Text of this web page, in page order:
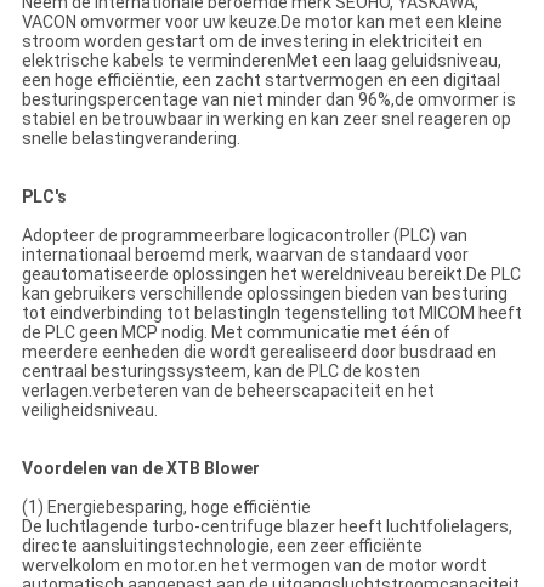
VACON omvormer voor uw keuze.De motor kan met een kleine
stroom worden gestart om de investering in elektriciteit en
elektrische kabels te verminderenMet een laag geluidsniveau,
een hoge efficiëntie, een zacht startvermogen en een digitaal
besturingspercentage van niet minder dan 96%,de omvormer is
stabiel en betrouwbaar in werking en kan zeer snel reageren op
snelle belastingverandering.
PLC's
Adopteer de programmeerbare logicacontroller (PLC) van
internationaal beroemd merk, waarvan de standaard voor
geautomatiseerde oplossingen het wereldniveau bereikt.De PLC
kan gebruikers verschillende oplossingen bieden van besturing
tot eindverbinding tot belastingIn tegenstelling tot MICOM heeft
de PLC geen MCP nodig. Met communicatie met één of
meerdere eenheden die wordt gerealiseerd door busdraad en
centraal besturingssysteem, kan de PLC de kosten
verlagen.verbeteren van de beheerscapaciteit en het
veiligheidsniveau.
Voordelen van de XTB Blower
(1) Energiebesparing, hoge efficiëntie
De luchtlagende turbo-centrifuge blazer heeft luchtfolielagers,
directe aansluitingstechnologie, een zeer efficiënte
wervelkolom en motor.en het vermogen van de motor wordt